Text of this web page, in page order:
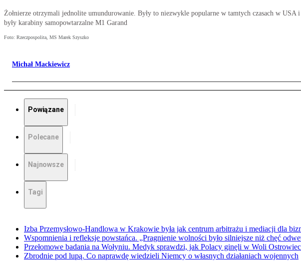
Żołnierze otrzymali jednolite umundurowanie. Były to niezwykle popularne w tamtych czasach w
były karabiny samopowtarzalne M1 Garand
Foto: Rzeczpospolita, MS Marek Szyszko
Michał Mackiewicz
Powiązane
Polecane
Najnowsze
Tagi
Izba Przemysłowo-Handlowa w Krakowie była jak centrum arbitrażu i mediacji dla
Wspomnienia i refleksje powstańca. „Pragnienie wolności było silniejsze niż chęć
Przełomowe badania na Wołyniu. Medyk sprawdzi, jak Polacy ginęli w Woli
Zbrodnie pod lupą. Co naprawdę wiedzieli Niemcy o własnych działaniach wojennych